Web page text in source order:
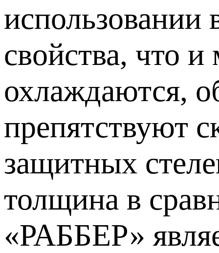
свойства, что
охлаждаются,
препятствуют
защитных
толщина в
«РАББЕР»